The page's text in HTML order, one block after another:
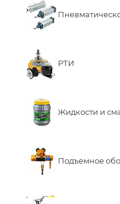
РТИ
Жидкости и
Подъемное